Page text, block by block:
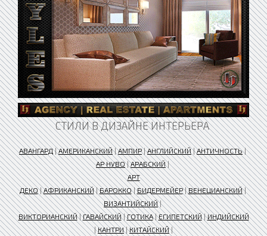
СТИЛИ В ДИЗАЙНЕ ИНТЕРЬЕРА
АВАНГАРД|АМЕРИКАНСКИЙ|АМПИР|АНГЛИЙСКИЙ|АНТИЧНОСТЬ|
АР НУВО|АРАБСКИЙ|
АРТ
ДЕКО|АФРИКАНСКИЙ|БАРОККО|БИДЕРМЕЙЕР|ВЕНЕЦИАНСКИЙ|
ВИЗАНТИЙСКИЙ|
ВИКТОРИАНСКИЙ|ГАВАЙСКИЙ|ГОТИКА|ЕГИПЕТСКИЙ|ИНДИЙСКИЙ
|КАНТРИ|КИТАЙСКИЙ|